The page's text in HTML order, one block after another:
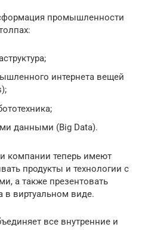
промышленности
интернета вещей
данными (Big Data).
компании теперь имеют
продукты и технологии с
а также презентовать
в виртуальном виде.
все внутренние и